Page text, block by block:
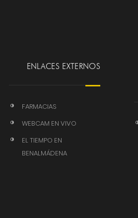
ENLACES EXTERNOS
FARMACIAS
WEBCAM EN VIVO
EL TIEMPO EN
BENALMÁDENA